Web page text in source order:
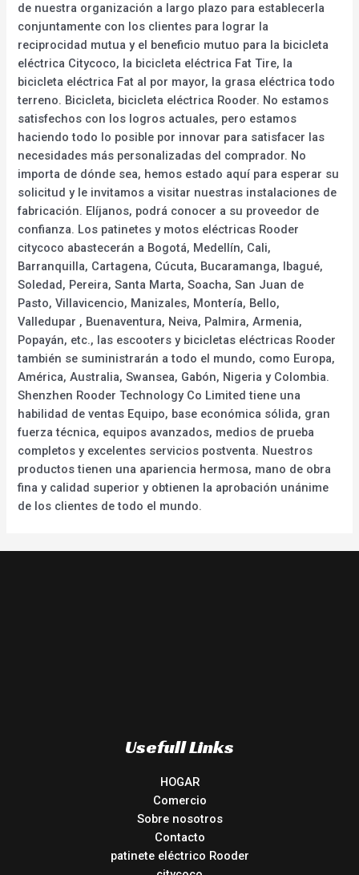
de nuestra organización a largo plazo para establecerla
conjuntamente con los clientes para lograr la
reciprocidad mutua y el beneficio mutuo para la bicicleta
eléctrica Citycoco, la bicicleta eléctrica Fat Tire, la
bicicleta eléctrica Fat al por mayor, la grasa eléctrica todo
terreno. Bicicleta, bicicleta eléctrica Rooder. No estamos
satisfechos con los logros actuales, pero estamos
haciendo todo lo posible por innovar para satisfacer las
necesidades más personalizadas del comprador. No
importa de dónde sea, hemos estado aquí para esperar su
solicitud y le invitamos a visitar nuestras instalaciones de
fabricación. Elíjanos, podrá conocer a su proveedor de
confianza. Los patinetes y motos eléctricas Rooder
citycoco abastecerán a Bogotá, Medellín, Cali,
Barranquilla, Cartagena, Cúcuta, Bucaramanga, Ibagué,
Soledad, Pereira, Santa Marta, Soacha, San Juan de
Pasto, Villavicencio, Manizales, Montería, Bello,
Valledupar , Buenaventura, Neiva, Palmira, Armenia,
Popayán, etc., las escooters y bicicletas eléctricas Rooder
también se suministrarán a todo el mundo, como Europa,
América, Australia, Swansea, Gabón, Nigeria y Colombia.
Shenzhen Rooder Technology Co Limited tiene una
habilidad de ventas Equipo, base económica sólida, gran
fuerza técnica, equipos avanzados, medios de prueba
completos y excelentes servicios postventa. Nuestros
productos tienen una apariencia hermosa, mano de obra
fina y calidad superior y obtienen la aprobación unánime
de los clientes de todo el mundo.
Usefull Links
HOGAR
Comercio
Sobre nosotros
Contacto
patinete eléctrico Rooder